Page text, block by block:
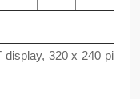
320 x 240 pi